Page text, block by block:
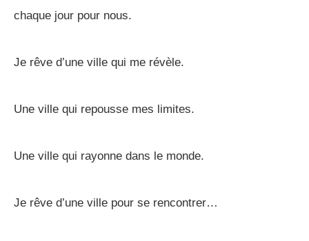
chaque jour pour nous.
Je rêve d’une ville qui me révèle.
Une ville qui repousse mes limites.
Une ville qui rayonne dans le monde.
Je rêve d’une ville pour se rencontrer…